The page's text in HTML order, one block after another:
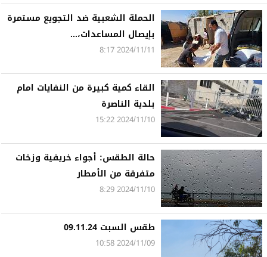
الحملة الشعبية ضد التجويع مستمرة
بإيصال المساعدات،...
2024/11/11 8:17
القاء كمية كبيرة من النفايات امام
بلدية الناصرة
2024/11/10 15:22
حالة الطقس: أجواء خريفية وزخات
متفرقة من الأمطار
2024/11/10 8:29
طقس السبت 09.11.24
2024/11/09 10:58